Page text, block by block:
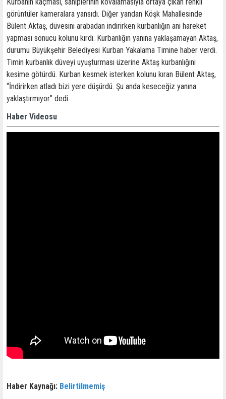
görüntüler kameralara yansıdı. Diğer yandan Köşk Mahallesinde
Bülent Aktaş, düvesini arabadan indirirken kurbanlığın ani hareket
yapması sonucu kolunu kırdı. Kurbanlığın yanına yaklaşamayan Aktaş,
durumu Büyükşehir Belediyesi Kurban Yakalama Timine haber verdi.
Timin kurbanlık düveyi uyuşturması üzerine Aktaş kurbanlığını
kesime götürdü. Kurban kesmek isterken kolunu kıran Bülent Aktaş,
“İndirirken atladı bizi yere düşürdü. Şu anda keseceğiz yanına
yaklaştırmıyor” dedi.
Haber Videosu
Haber Kaynağı: Belirtilmemiş